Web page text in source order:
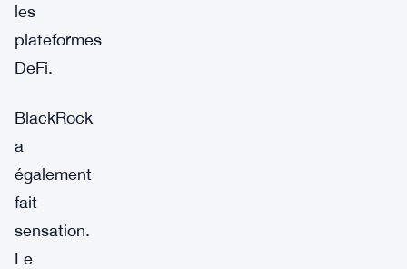
les
plateformes
DeFi.
BlackRock
a
également
fait
sensation.
Le